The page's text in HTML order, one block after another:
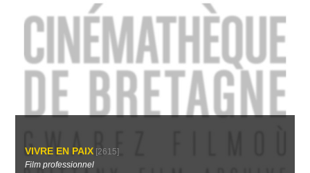
VIVRE EN PAIX[2615]
Film professionnel